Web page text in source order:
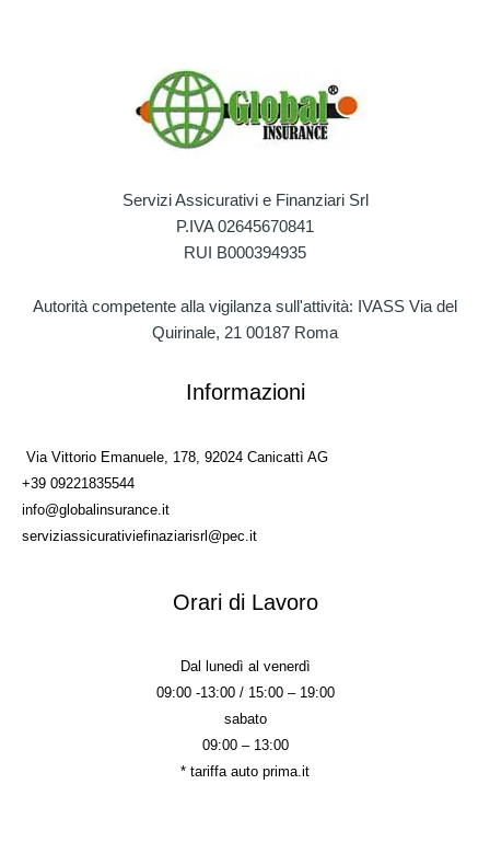
Servizi Assicurativi e Finanziari Srl
P.IVA 02645670841
RUI B000394935
Autorità competente alla vigilanza sull'attività: IVASS Via del
Quirinale, 21 00187 Roma
Informazioni
Via Vittorio Emanuele, 178, 92024 Canicattì AG
+39 09221835544
info@globalinsurance.it
serviziassicurativiefinaziarisrl@pec.it
Orari di Lavoro
Dal lunedì al venerdì
09:00 -13:00 / 15:00 – 19:00
sabato
09:00 – 13:00
* tariffa auto prima.it